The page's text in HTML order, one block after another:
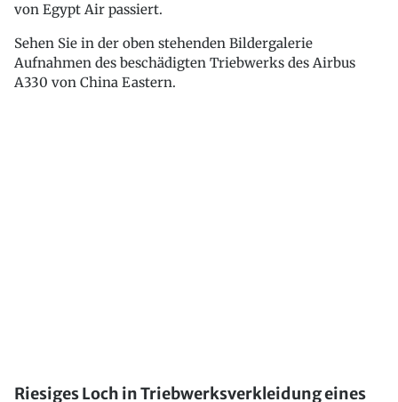
von Egypt Air passiert.
Sehen Sie in der oben stehenden Bildergalerie
Aufnahmen des beschädigten Triebwerks des Airbus
A330 von China Eastern.
Riesiges Loch in Triebwerksverkleidung eines